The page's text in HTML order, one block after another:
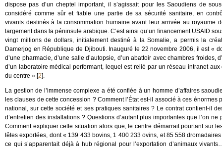
dispose pas d’un cheptel important, il s’agissait pour les Saoudiens de
considéré comme sûr et fiable une partie de sa sécurité sanitaire, en
vivants destinés à la consommation humaine avant leur arrivée au royaume
largement dans la péninsule arabique. C’est ainsi qu’un financement USAID
vingt millions de dollars, initialement destiné à la Somalie, a permis la
Damerjog en République de Djibouti. Inauguré le 22 novembre 2006, il est «
d’une pharmacie, d’une salle d’autopsie, d’un abattoir avec chambres froides,
d’un laboratoire médical performant, lequel est relié par un réseau intranet aux
du centre » [2].
La gestion de l’immense complexe a été confiée à un homme d’affaires
les clauses de cette concession ? Comment l’État est-il associé à ces
national, sur cette société et ses pratiques sanitaires ? Le contrat contient-il
d’entretien des installations ? Questions d’autant plus importantes que l’on
Comment expliquer cette situation alors que, le centre démarrait pourtant sur
têtes exportées, dont « 139 433 bovins, 1 400 233 ovins, et 85 558
ce qui s’apparentait déjà à hub régional pour l’exportation d’animaux